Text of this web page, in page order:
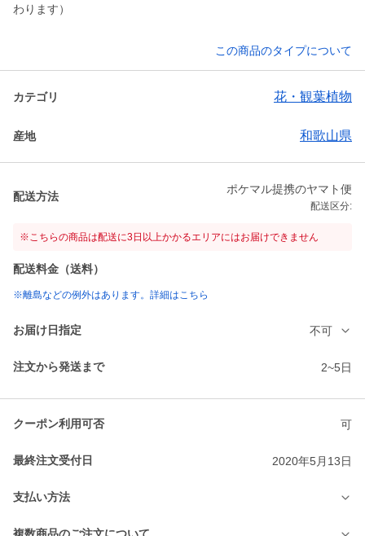
わります）
この商品のタイプについて
カテゴリ 花・観葉植物
産地 和歌山県
配送方法
ポケマル提携のヤマト便
配送区分:
※こちらの商品は配送に3日以上かかるエリアにはお届けできません
配送料金（送料）
※離島などの例外はあります。詳細はこちら
お届け日指定 不可
注文から発送まで 2~5日
クーポン利用可否 可
最終注文受付日 2020年5月13日
支払い方法